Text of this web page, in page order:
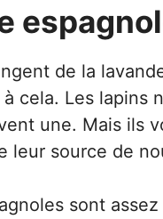
de la
cela. Les lapins
une. Mais ils
leur source de
sont